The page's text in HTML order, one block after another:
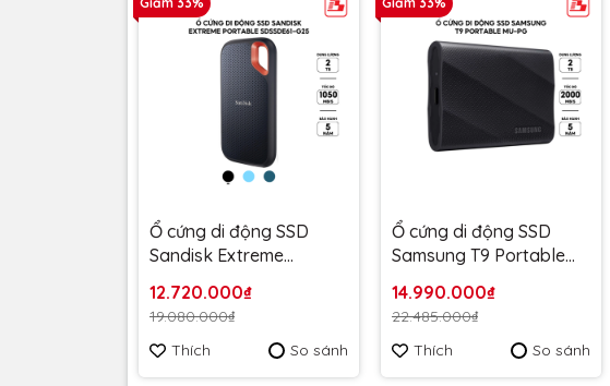
Ổ cứng di động SSD
Sandisk Extreme
1050MB/s Đen
SDSSDE61-2T00-G25 -
Bảo hành 5 năm
12.720.000₫
19.080.000₫
Thích
So sánh
Ổ cứng di động SSD
Samsung T9 Portable
PG2T0B/WW - Bảo
hành 5 năm
14.990.000₫
22.485.000₫
Thích
So sánh